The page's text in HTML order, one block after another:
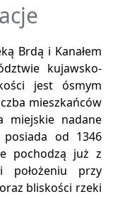
Brdą i Kanałem
kujawsko-
jest ósmym
mieszkańców
miejskie nadane
posiada od 1346
pochodzą już z
przy
bliskości rzeki